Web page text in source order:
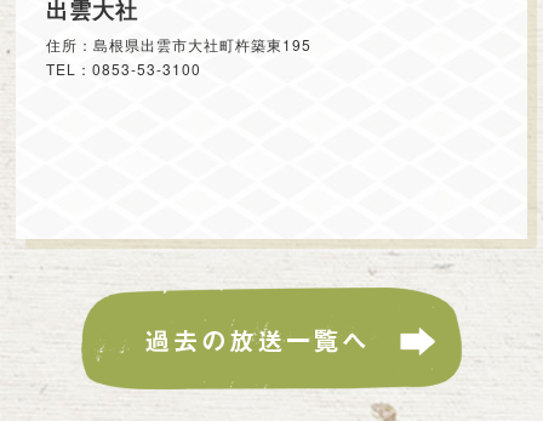
出雲大社
住所：島根県出雲市大社町杵築東195
TEL：0853-53-3100